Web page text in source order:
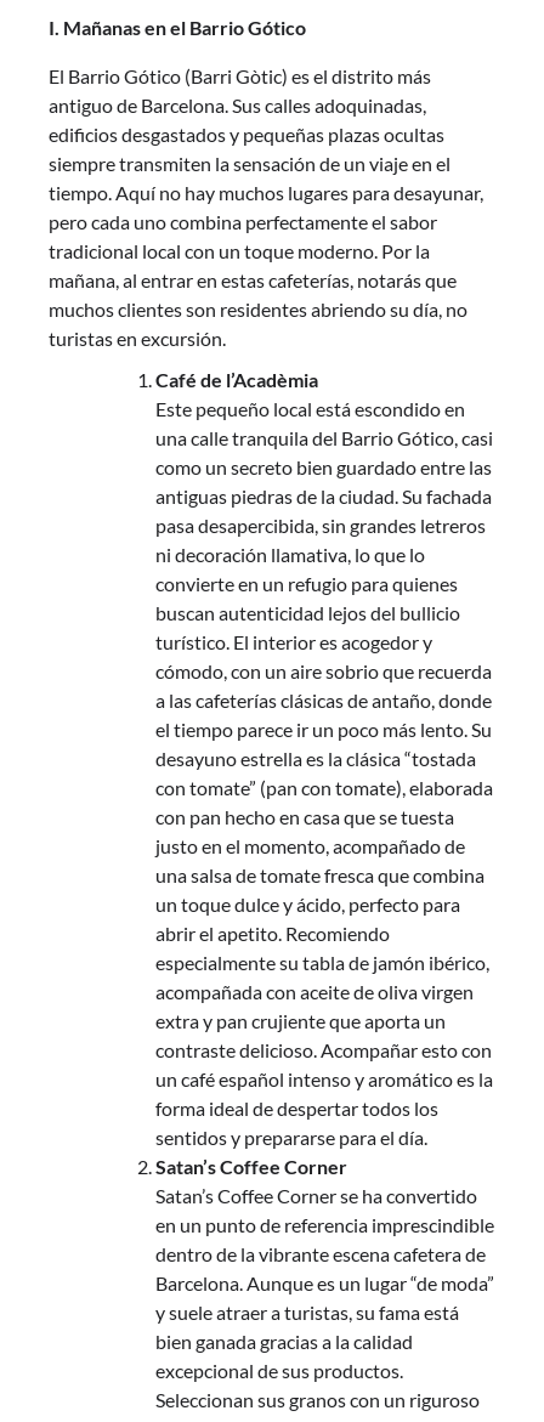
I. Mañanas en el Barrio Gótico
El Barrio Gótico (Barri Gòtic) es el distrito más
antiguo de Barcelona. Sus calles adoquinadas,
edificios desgastados y pequeñas plazas ocultas
siempre transmiten la sensación de un viaje en el
tiempo. Aquí no hay muchos lugares para desayunar,
pero cada uno combina perfectamente el sabor
tradicional local con un toque moderno. Por la
mañana, al entrar en estas cafeterías, notarás que
muchos clientes son residentes abriendo su día, no
turistas en excursión.
Café de l’Acadèmia
Este pequeño local está escondido en
una calle tranquila del Barrio Gótico, casi
como un secreto bien guardado entre las
antiguas piedras de la ciudad. Su fachada
pasa desapercibida, sin grandes letreros
ni decoración llamativa, lo que lo
convierte en un refugio para quienes
buscan autenticidad lejos del bullicio
turístico. El interior es acogedor y
cómodo, con un aire sobrio que recuerda
a las cafeterías clásicas de antaño, donde
el tiempo parece ir un poco más lento. Su
desayuno estrella es la clásica “tostada
con tomate” (pan con tomate), elaborada
con pan hecho en casa que se tuesta
justo en el momento, acompañado de
una salsa de tomate fresca que combina
un toque dulce y ácido, perfecto para
abrir el apetito. Recomiendo
especialmente su tabla de jamón ibérico,
acompañada con aceite de oliva virgen
extra y pan crujiente que aporta un
contraste delicioso. Acompañar esto con
un café español intenso y aromático es la
forma ideal de despertar todos los
sentidos y prepararse para el día.
Satan’s Coffee Corner
Satan’s Coffee Corner se ha convertido
en un punto de referencia imprescindible
dentro de la vibrante escena cafetera de
Barcelona. Aunque es un lugar “de moda”
y suele atraer a turistas, su fama está
bien ganada gracias a la calidad
excepcional de sus productos.
Seleccionan sus granos con un riguroso